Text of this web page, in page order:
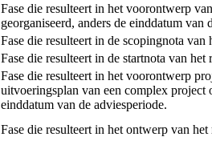
Fase die resulteert in het voorontwerp
georganiseerd, anders de einddatum van
Fase die resulteert in de scopingnota
Fase die resulteert in de startnota van
Fase die resulteert in het voorontwerp
uitvoeringsplan van een complex project
einddatum van de adviesperiode.
Fase die resulteert in het ontwerp van